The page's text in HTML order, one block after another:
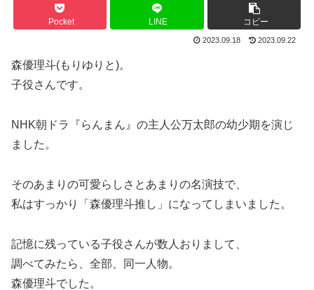
Pocket LINE コピー
2023.09.18 2023.09.22
森優理斗(もりゆりと)。
子役さんです。
NHK朝ドラ『らんまん』の主人公万太郎の幼少期を演じ
ました。
そのあまりの可愛らしさとあまりの名演技で、
私はすっかり「森優理斗推し」になってしまいました。
記憶に残っている子役さんが数人おりまして、
調べてみたら、全部、同一人物。
森優理斗でした。